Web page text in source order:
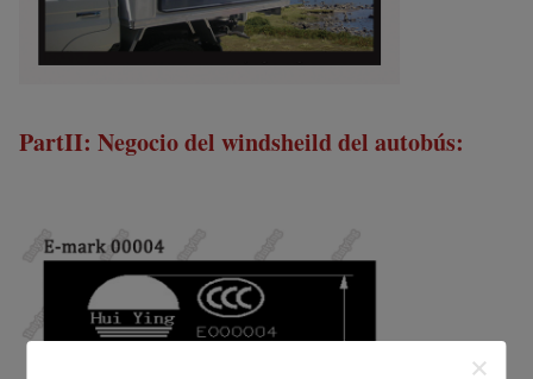
PartII: Negocio del windsheild del autobús: